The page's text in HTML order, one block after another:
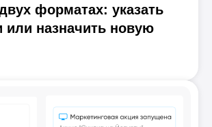
форматах: указать
или назначить новую